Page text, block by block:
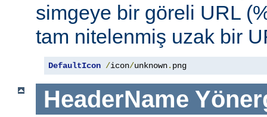
simgeye bir göreli URL
tam nitelenmiş uzak bir
DefaultIcon /icon/unknown. png
HeaderName